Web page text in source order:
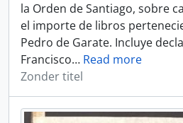
la Orden de Santiago, sobre
el importe de libros
Pedro de Garate. Incluye
Francisco… Read more
Zonder titel